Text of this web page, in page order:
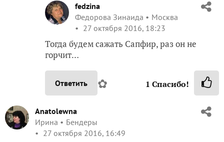
fedzina
Федорова Зинаида
Москва
27 октября 2016, 18:23
Тогда будем сажать Сапфир, раз он не
горчит…
Ответить ✿ 1 Спасибо!
Anatolewna
Ирина
Бендеры
27 октября 2016, 16:49